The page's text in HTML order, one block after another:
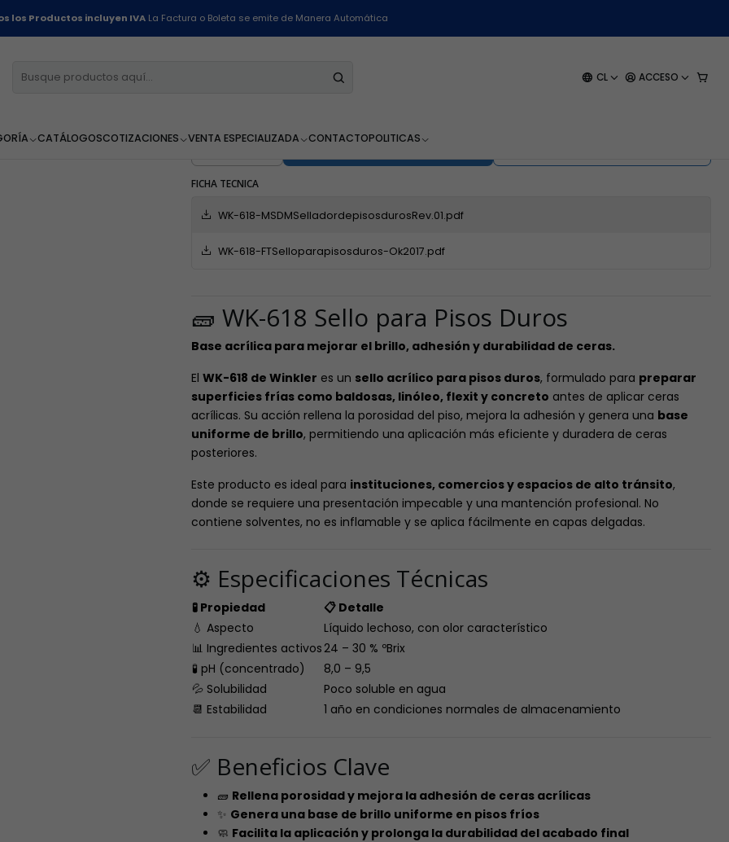
CL ACCESO
CATÁLOGOSCOTIZACIONES VENTA ESPECIALIZADA CONTACTOPOLITICAS
los Productos incluyen IVALa Factura o Boleta se emite de Manera Automática
Línea de Pisos y Alfombras Sellador de Pisos Duros Wk-618 - 1 Litro
Sellador de Pisos Duros Wk-618 - 1
AGREGAR AL CARRO
FICHA TECNICA
WK-618-MSDMSelladordepisosdurosRev.01.pdf
WK-618-FTSelloparapisosduros-Ok2017.pdf
🧱 WK-618 Sello para Pisos Duros
Base acrílica para mejorar el brillo, adhesión y durabilidad de ceras.
El WK-618 de Winkler es un sello acrílico para pisos duros, formulado para preparar
superficies frías como baldosas, linóleo, flexit y concreto antes de aplicar ceras
acrílicas. Su acción rellena la porosidad del piso, mejora la adhesión y genera una base
uniforme de brillo, permitiendo una aplicación más eficiente y duradera de ceras
posteriores.
Este producto es ideal para instituciones, comercios y espacios de alto tránsito,
donde se requiere una presentación impecable y una mantención profesional. No
contiene solventes, no es inflamable y se aplica fácilmente en capas delgadas.
⚙️ Especificaciones Técnicas
🧪 Propiedad
📋 Detalle
💧 Aspecto
Líquido lechoso, con olor característico
📊 Ingredientes activos24 – 30 % ºBrix
🧪 pH (concentrado)
8,0 – 9,5
💦 Solubilidad
Poco soluble en agua
📆 Estabilidad
1 año en condiciones normales de almacenamiento
✅ Beneficios Clave
🧱 Rellena porosidad y mejora la adhesión de ceras acrílicas
✨ Genera una base de brillo uniforme en pisos fríos
🧼 Facilita la aplicación y prolonga la durabilidad del acabado final